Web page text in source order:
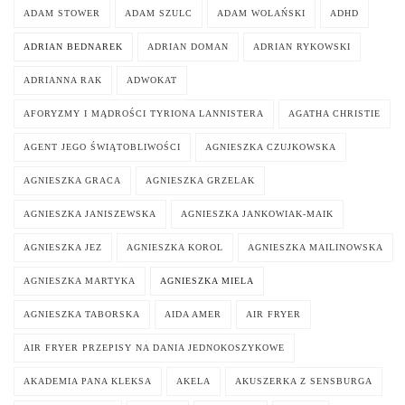
ADAM STOWER ADAM SZULC ADAM WOLAŃSKI ADHD
ADRIAN BEDNAREK ADRIAN DOMAN ADRIAN RYKOWSKI
ADRIANNA RAK ADWOKAT
AFORYZMY I MĄDROŚCI TYRIONA LANNISTERA AGATHA CHRISTIE
AGENT JEGO ŚWIĄTOBLIWOŚCI AGNIESZKA CZUJKOWSKA
AGNIESZKA GRACA AGNIESZKA GRZELAK
AGNIESZKA JANISZEWSKA AGNIESZKA JANKOWIAK-MAIK
AGNIESZKA JEZ AGNIESZKA KOROL AGNIESZKA MAILINOWSKA
AGNIESZKA MARTYKA AGNIESZKA MIELA
AGNIESZKA TABORSKA AIDA AMER AIR FRYER
AIR FRYER PRZEPISY NA DANIA JEDNOKOSZYKOWE
AKADEMIA PANA KLEKSA AKELA AKUSZERKA Z SENSBURGA